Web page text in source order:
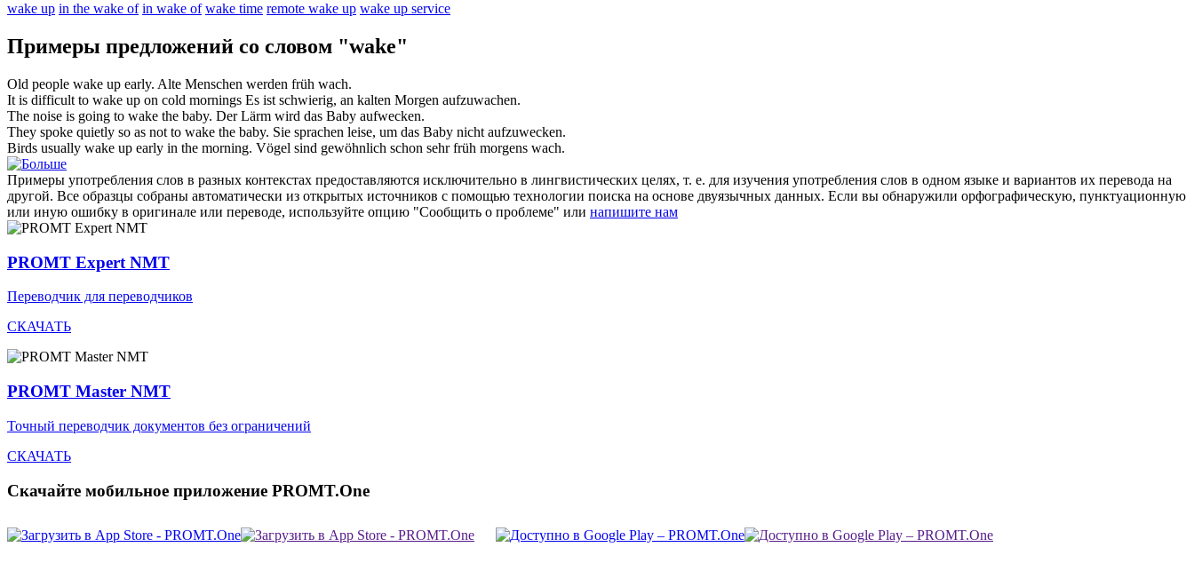
wake up in the wake of in wake of wake time remote wake up wake up service
Примеры предложений со словом "wake"
Old people wake up early. Alte Menschen werden früh wach.
It is difficult to wake up on cold mornings Es ist schwierig, an kalten Morgen aufzuwachen.
The noise is going to wake the baby. Der Lärm wird das Baby aufwecken.
They spoke quietly so as not to wake the baby. Sie sprachen leise, um das Baby nicht aufzuwecken.
Birds usually wake up early in the morning. Vögel sind gewöhnlich schon sehr früh morgens wach.
Примеры употребления слов в разных контекстах предоставляются исключительно в лингвистических целях, т. е. для изучения употребления слов в одном языке и вариантов их перевода на
другой. Все образцы собраны автоматически из открытых источников с помощью технологии поиска на основе двуязычных данных. Если вы обнаружили орфографическую, пунктуационную
или иную ошибку в оригинале или переводе, используйте опцию "Сообщить о проблеме" или напишите нам
PROMT Expert NMT
Переводчик для переводчиков
СКАЧАТЬ
PROMT Master NMT
Точный переводчик документов без ограничений
СКАЧАТЬ
Скачайте мобильное приложение PROMT.One